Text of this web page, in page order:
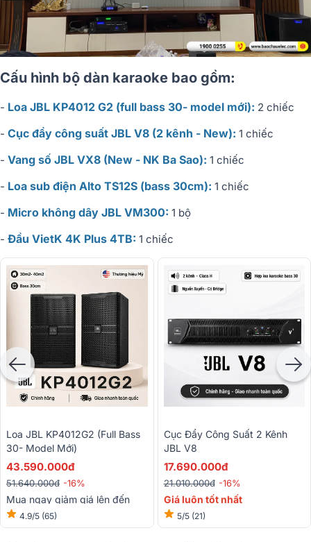
Cấu hình bộ dàn karaoke bao gồm:
- Loa JBL KP4012 G2 (full bass 30- model mới): 2 chiếc
- Cục đẩy công suất JBL V8 (2 kênh - New): 1 chiếc
- Vang số JBL VX8 (New - NK Ba Sao): 1 chiếc
- Loa sub điện Alto TS12S (bass 30cm): 1 chiếc
- Micro không dây JBL VM300: 1 bộ
- Đầu VietK 4K Plus 4TB: 1 chiếc
Loa JBL KP4012G2 (full Bass
30- Model Mới)
43.590.000đ
51.640.000đ -16%
Mua ngay giảm giá lên đến
15%4.9/5 (65)
Cục Đẩy Công Suất 2 Kênh
JBL V8
17.690.000đ
21.010.000đ -16%
Giá luôn tốt nhất
5/5 (21)